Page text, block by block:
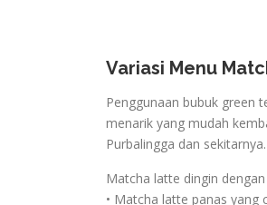
Variasi Menu
Penggunaan bubuk green
menarik yang mudah
Purbalingga dan sekitarnya.
Matcha latte dingin
• Matcha latte panas yang